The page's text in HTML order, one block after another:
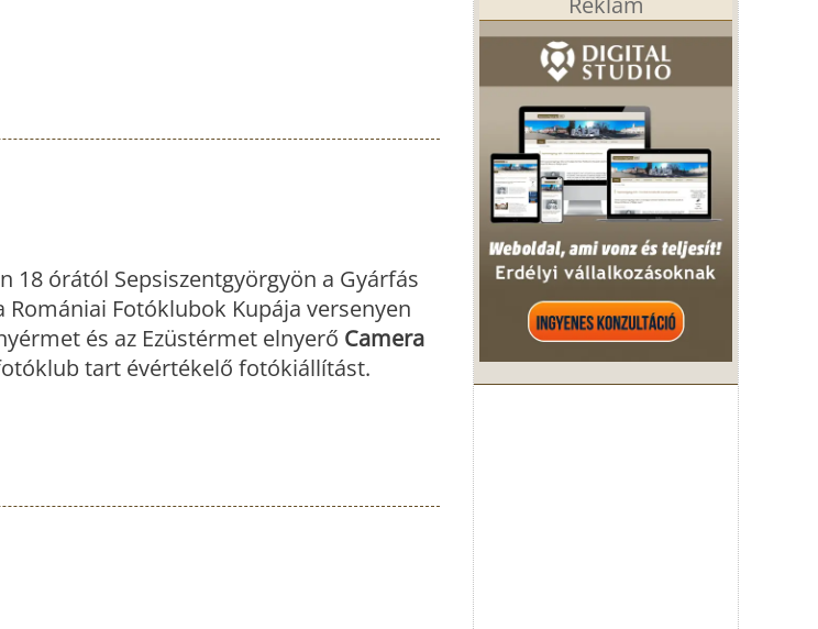
18 órától Sepsiszentgyörgyön a Gyárfás
Romániai Fotóklubok Kupája versenyen
és az Ezüstérmet elnyerő Camera
tart évértékelő fotókiállítást.